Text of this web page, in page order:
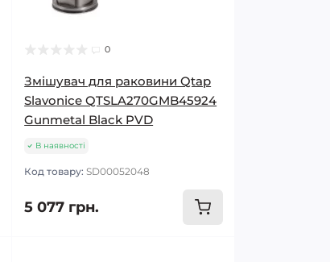
0
Змішувач для раковини Qtap
Slavonice QTSLA270GMB45924
Gunmetal Black PVD
В наявності
Код товару:SD00052048
5 077 грн.